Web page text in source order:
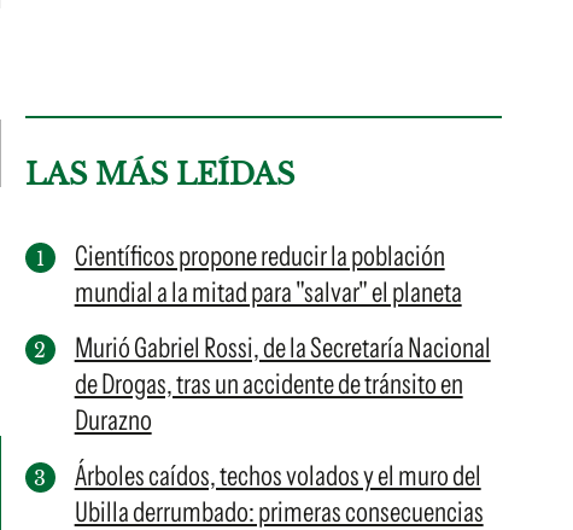
LAS MÁS LEÍDAS
Científicos propone reducir la población
mundial a la mitad para "salvar" el planeta
Murió Gabriel Rossi, de la Secretaría Nacional
de Drogas, tras un accidente de tránsito en
Durazno
Árboles caídos, techos volados y el muro del
Ubilla derrumbado: primeras consecuencias